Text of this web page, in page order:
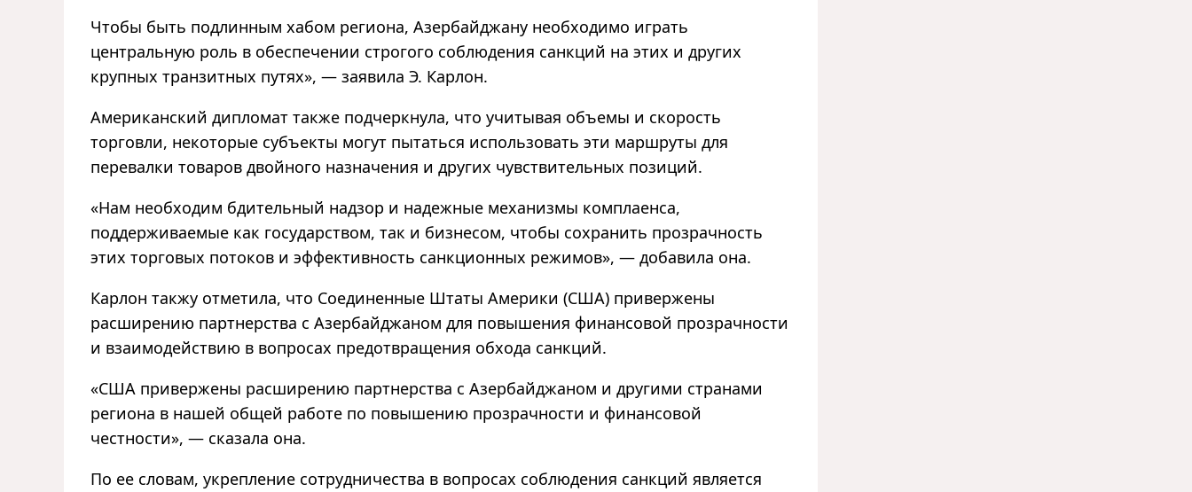
Чтобы быть подлинным хабом региона, Азербайджану необходимо играть
центральную роль в обеспечении строгого соблюдения санкций на этих и других
крупных транзитных путях», — заявила Э. Карлон.
Американский дипломат также подчеркнула, что учитывая объемы и скорость
торговли, некоторые субъекты могут пытаться использовать эти маршруты для
перевалки товаров двойного назначения и других чувствительных позиций.
«Нам необходим бдительный надзор и надежные механизмы комплаенса,
поддерживаемые как государством, так и бизнесом, чтобы сохранить прозрачность
этих торговых потоков и эффективность санкционных режимов», — добавила она.
Карлон такжу отметила, что Соединенные Штаты Америки (США) привержены
расширению партнерства с Азербайджаном для повышения финансовой прозрачности
и взаимодействию в вопросах предотвращения обхода санкций.
«США привержены расширению партнерства с Азербайджаном и другими странами
региона в нашей общей работе по повышению прозрачности и финансовой
честности», — сказала она.
По ее словам, укрепление сотрудничества в вопросах соблюдения санкций является